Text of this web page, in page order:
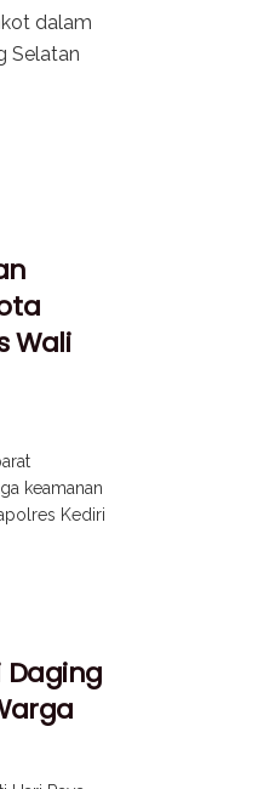
dalam
Selatan
Wali
keamanan
Kediri
Daging